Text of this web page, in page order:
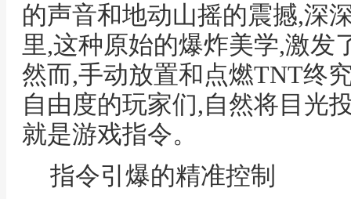
的声音和地动山摇的震撼,深
里,这种原始的爆炸美学,激发
然而,手动放置和点燃TNT终
自由度的玩家们,自然将目光
就是游戏指令。
指令引爆的精准控制